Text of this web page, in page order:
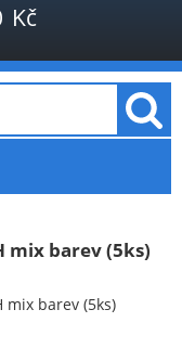
Kč
mix barev (5ks)
mix barev (5ks)